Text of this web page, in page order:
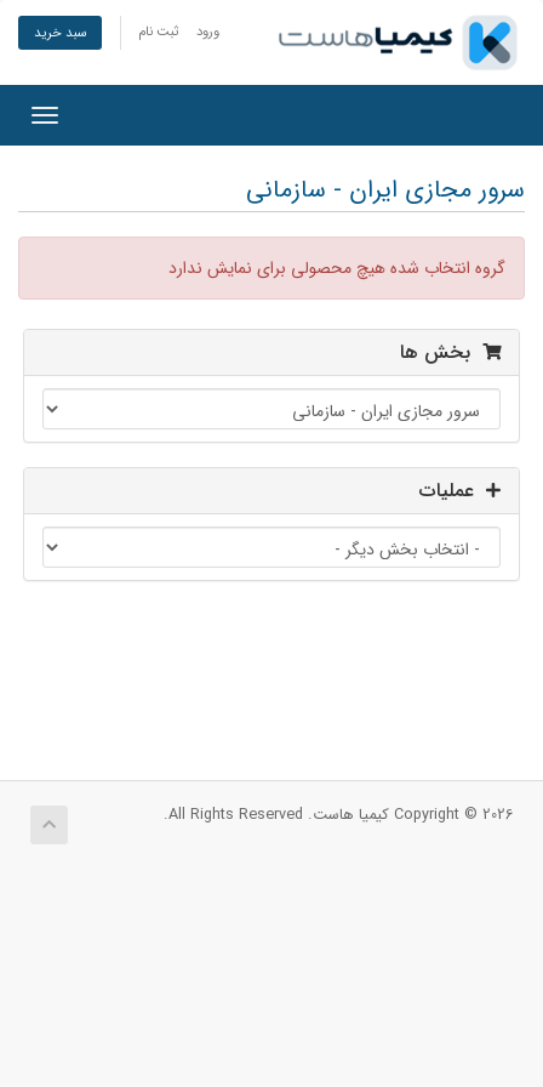
ورود ثبت نام سبد خرید
سرور مجازی ایران - سازمانی
گروه انتخاب شده هیچ محصولی برای نمایش ندارد
بخش ها
عملیات
Copyright © 2026 کیمیا هاست. All Rights Reserved.